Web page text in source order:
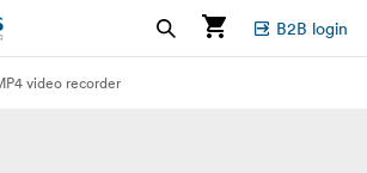
B2B login
video recorder